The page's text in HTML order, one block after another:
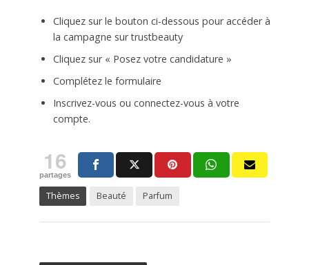
Cliquez sur le bouton ci-dessous pour accéder à
la campagne sur trustbeauty
Cliquez sur « Posez votre candidature »
Complétez le formulaire
Inscrivez-vous ou connectez-vous à votre
compte.
16
partages
Thèmes Beauté Parfum